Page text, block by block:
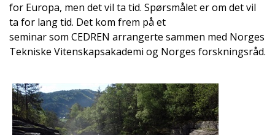
for Europa, men det vil ta tid. Spørsmålet er om det vil
ta for lang tid. Det kom frem på et
seminar som CEDREN arrangerte sammen med Norges
Tekniske Vitenskapsakademi og Norges forskningsråd.